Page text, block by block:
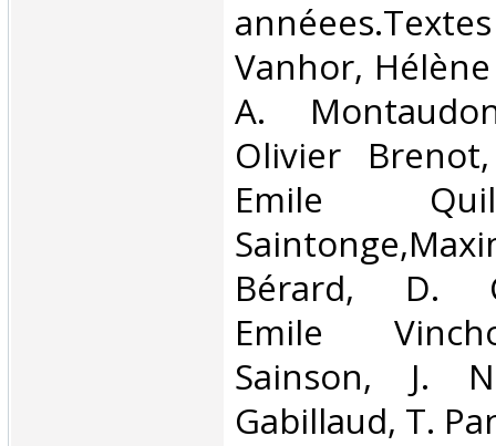
Vanhor,
A.
Olivier
Emile
Bérard, D.
Emile
Sainson, J.
Gabillaud, T.